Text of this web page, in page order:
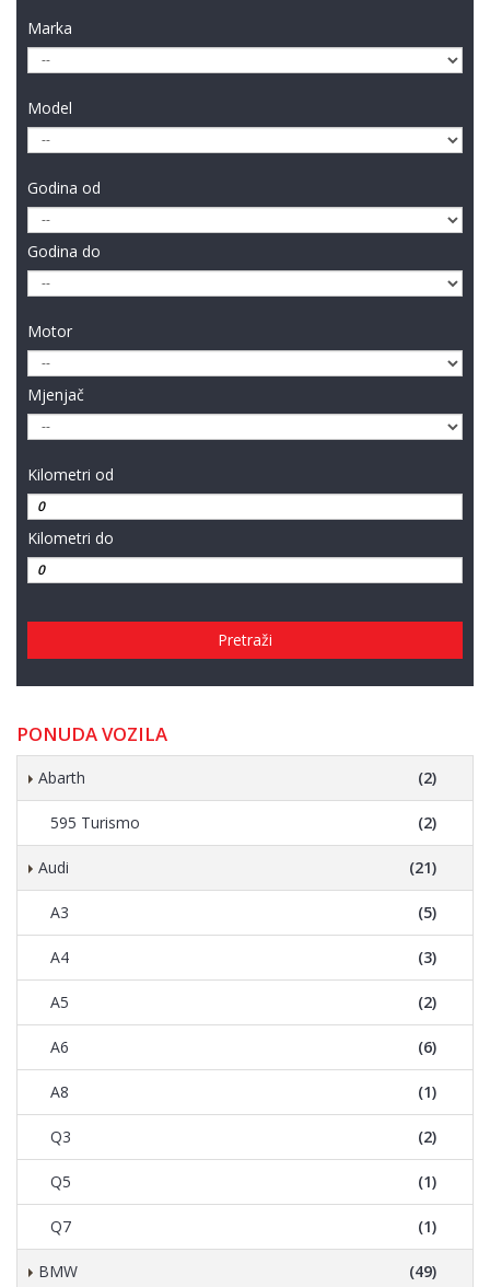
Marka
Model
Godina od
Godina do
Motor
Mjenjač
Kilometri od
Kilometri do
Pretraži
PONUDA VOZILA
Abarth (2)
595 Turismo (2)
Audi (21)
A3 (5)
A4 (3)
A5 (2)
A6 (6)
A8 (1)
Q3 (2)
Q5 (1)
Q7 (1)
BMW (49)